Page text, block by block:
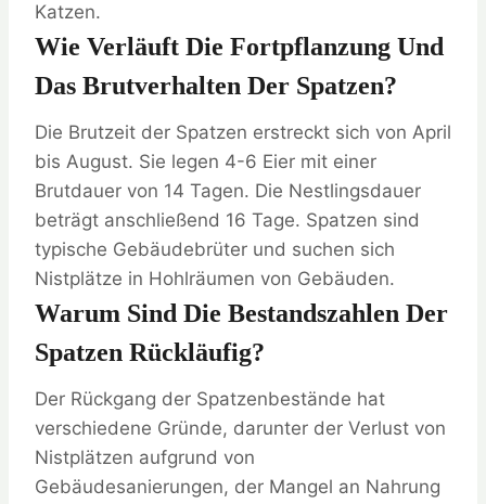
Katzen.
Wie Verläuft Die Fortpflanzung Und
Das Brutverhalten Der Spatzen?
Die Brutzeit der Spatzen erstreckt sich von April
bis August. Sie legen 4-6 Eier mit einer
Brutdauer von 14 Tagen. Die Nestlingsdauer
beträgt anschließend 16 Tage. Spatzen sind
typische Gebäudebrüter und suchen sich
Nistplätze in Hohlräumen von Gebäuden.
Warum Sind Die Bestandszahlen Der
Spatzen Rückläufig?
Der Rückgang der Spatzenbestände hat
verschiedene Gründe, darunter der Verlust von
Nistplätzen aufgrund von
Gebäudesanierungen, der Mangel an Nahrung